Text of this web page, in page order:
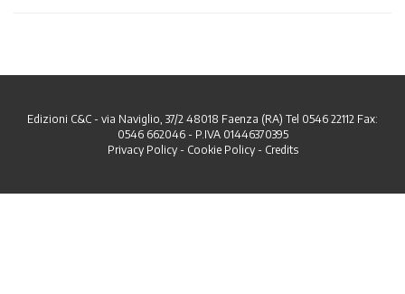
Edizioni C&C - via Naviglio, 37/2 48018 Faenza (RA) Tel 0546 22112 Fax:
0546 662046 - P.IVA 01446370395
Privacy Policy- Cookie Policy- Credits